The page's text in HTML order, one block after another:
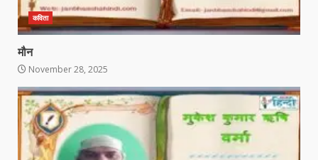
कविता
मौन
November 28, 2025